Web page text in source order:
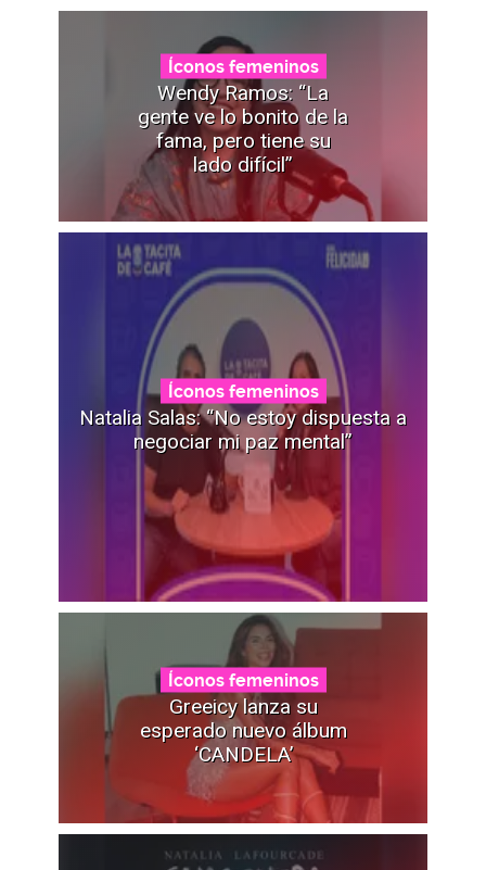
Íconos femeninos
Wendy Ramos: “La
gente ve lo bonito de la
fama, pero tiene su
lado difícil”
Íconos femeninos
Natalia Salas: “No estoy dispuesta a
negociar mi paz mental”
Íconos femeninos
Greeicy lanza su
esperado nuevo álbum
‘CANDELA’